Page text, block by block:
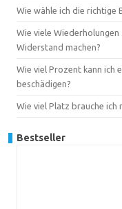
Wie wähle ich die richtige
Wie viele
Widerstand machen?
Wie viel Prozent kann ich
beschädigen?
Wie viel Platz brauche ich
Bestseller